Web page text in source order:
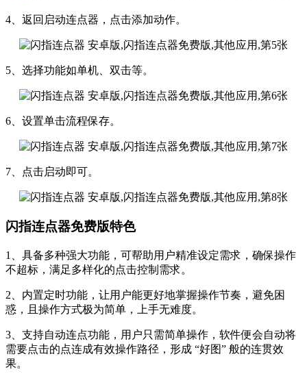
4、返回启动连点器，点击添加动作。
5、选择功能如单机、双击等。
6、设置单击流程保存。
7、点击启动即可。
闪指连点器免费版特色
1、具备多种强大功能，可帮助用户精准设定需求，确保操作
不超标，满足多样化的点击控制需求。
2、内置定时功能，让用户能更好地掌握操作节奏，避免困
惑，且操作方式极为简单，上手无难度。
3、支持自动连点功能，用户只需简单操作，软件便会自动将
需要点击的点连成有效操作路径，形成 “好图” 般的连贯效
果。